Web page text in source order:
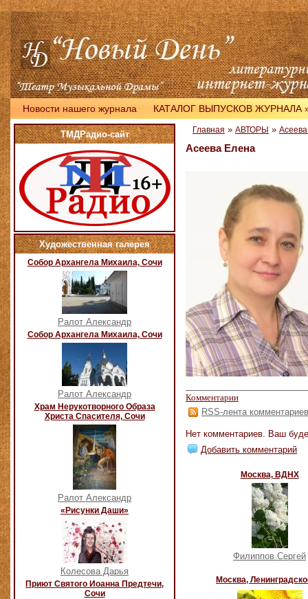
Новости нашего журнала КАТАЛОГ ВЫПУСКОВ ЖУРНАЛА
ТМДРадио-сайт
Художественная галерея
Собор Архангела Михаила, Сочи
Ралот Александр
Собор Архангела Михаила, Сочи
Ралот Александр
Храм Нерукотворного Образа
Христа Спасителя, Сочи
Ралот Александр
«Рисунки Даши»
Колесова Дарья
Приют Святого Иоанна Предтечи,
Сочи
Главная » АВТОРЫ »
Асеева Елена
Комментарии
RSS-лента комментариев
Нет комментариев. Ваш
Добавить комментарий
Москва, ВДНХ
Филиппов Сергей
Москва,